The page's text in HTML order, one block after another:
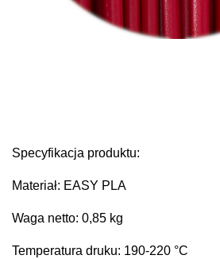
Specyfikacja produktu:
Materiał: EASY PLA
Waga netto: 0,85 kg
Temperatura druku: 190-220 °C